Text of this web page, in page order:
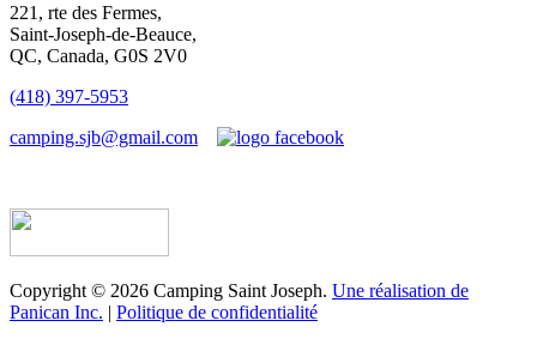
221, rte des Fermes,
Saint-Joseph-de-Beauce,
QC, Canada, G0S 2V0
(418) 397-5953
camping.sjb@gmail.com
Copyright © 2026 Camping Saint Joseph. Une réalisation de
Panican Inc. | Politique de confidentialité